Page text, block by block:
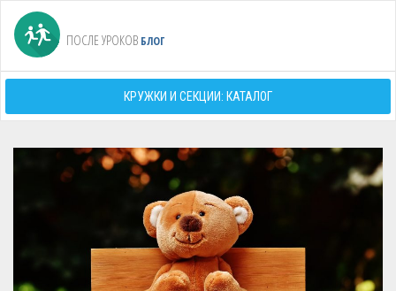
ПОСЛЕ УРОКОВ БЛОГ
КРУЖКИ И СЕКЦИИ: КАТАЛОГ